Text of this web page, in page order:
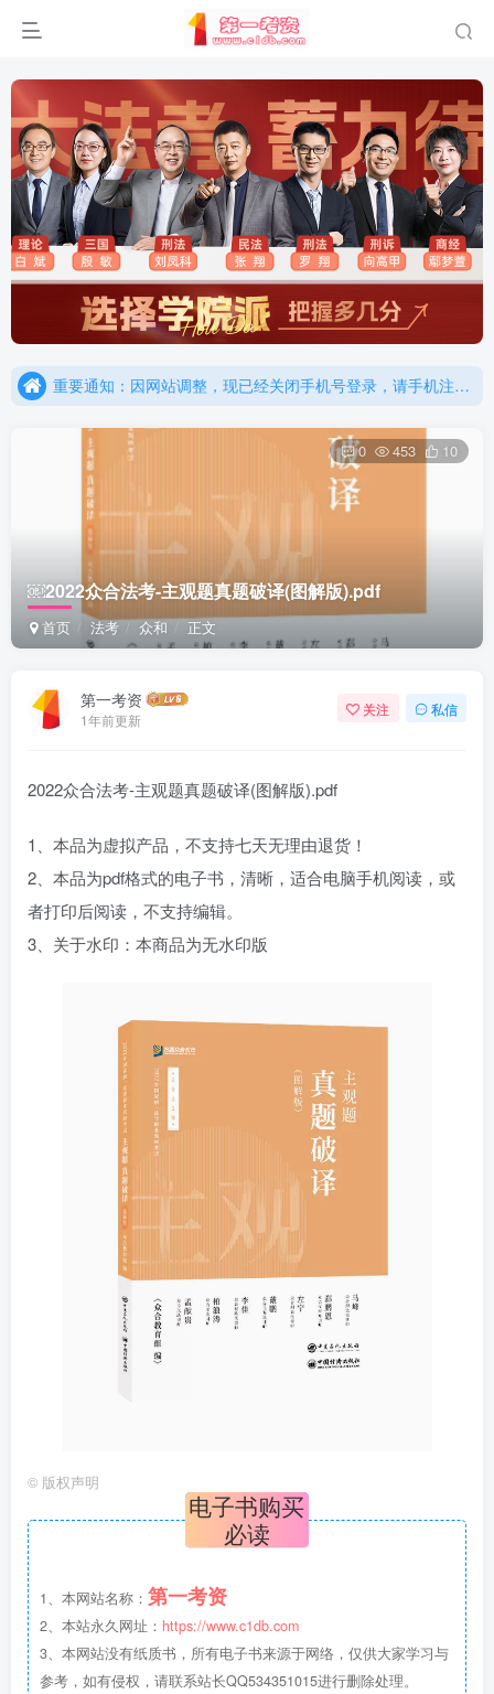
更新提示：已经更新部分机构主观题法考资料，推荐厚大的考点清单，高清版，特别适合学习！
￼2022众合法考-主观题真题破译(图解版).pdf
首页 法考 众和 正文
0 453 10
第一考资
1年前更新
关注 私信
2022众合法考-主观题真题破译(图解版).pdf
1、本品为虚拟产品，不支持七天无理由退货！
2、本品为pdf格式的电子书，清晰，适合电脑手机阅读，或
者打印后阅读，不支持编辑。
3、关于水印：本商品为无水印版
© 版权声明
电子书购买
必读
1、本网站名称： 第一考资
2、本站永久网址： https://www.c1db.com
3、本网站没有纸质书，所有电子书来源于网络，仅供大家学习与
参考，如有侵权，请联系站长QQ534351015进行删除处理。